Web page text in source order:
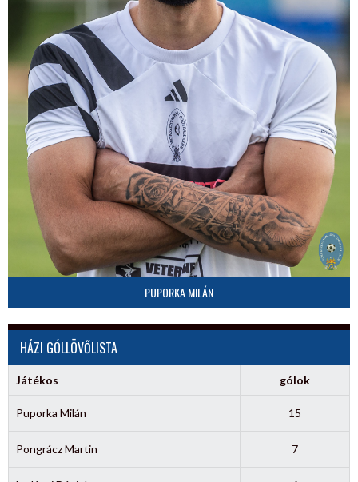
PUPORKA MILÁN
HÁZI GÓLLÖVŐLISTA
Játékos gólok
Puporka Milán 15
Pongrácz Martin 7